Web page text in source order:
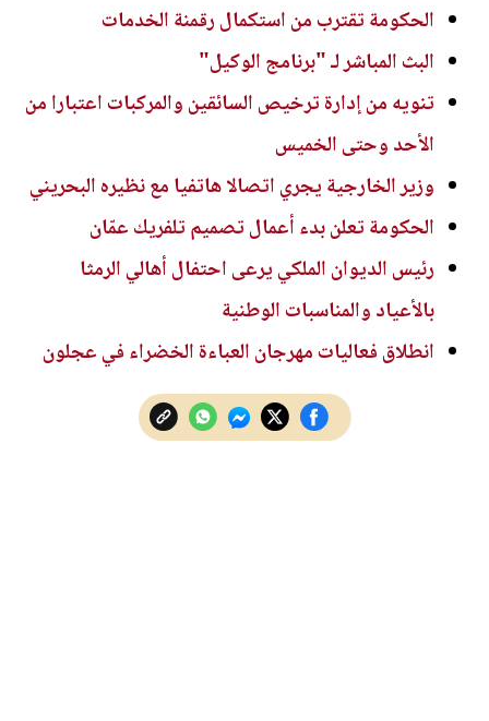
الحكومة تقترب من استكمال رقمنة الخدمات
البث المباشر لـ "برنامج الوكيل"
تنويه من إدارة ترخيص السائقين والمركبات اعتبارا من
الأحد وحتى الخميس
وزير الخارجية يجري اتصالا هاتفيا مع نظيره البحريني
الحكومة تعلن بدء أعمال تصميم تلفريك عمّان
رئيس الديوان الملكي يرعى احتفال أهالي الرمثا
بالأعياد والمناسبات الوطنية
انطلاق فعاليات مهرجان العباءة الخضراء في عجلون